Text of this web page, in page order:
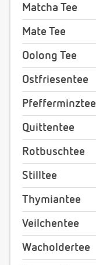
Matcha Tee
Mate Tee
Oolong Tee
Ostfriesentee
Pfefferminztee
Quittentee
Rotbuschtee
Stilltee
Thymiantee
Veilchentee
Wacholdertee